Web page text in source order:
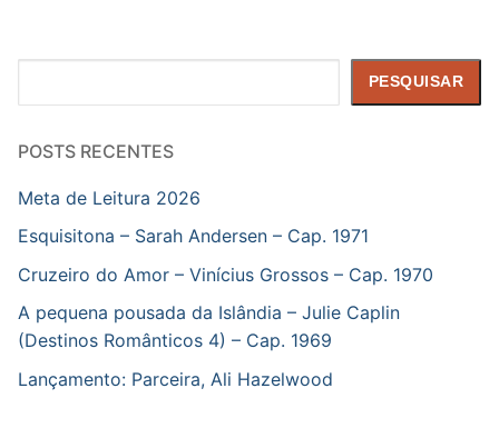
PESQUISAR
POSTS RECENTES
Meta de Leitura 2026
Esquisitona – Sarah Andersen – Cap. 1971
Cruzeiro do Amor – Vinícius Grossos – Cap. 1970
A pequena pousada da Islândia – Julie Caplin
(Destinos Românticos 4) – Cap. 1969
Lançamento: Parceira, Ali Hazelwood